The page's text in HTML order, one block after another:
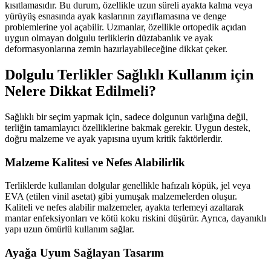
kısıtlamasıdır. Bu durum, özellikle uzun süreli ayakta kalma veya
yürüyüş esnasında ayak kaslarının zayıflamasına ve denge
problemlerine yol açabilir. Uzmanlar, özellikle ortopedik açıdan
uygun olmayan dolgulu terliklerin düztabanlık ve ayak
deformasyonlarına zemin hazırlayabileceğine dikkat çeker.
Dolgulu Terlikler Sağlıklı Kullanım için
Nelere Dikkat Edilmeli?
Sağlıklı bir seçim yapmak için, sadece dolgunun varlığına değil,
terliğin tamamlayıcı özelliklerine bakmak gerekir. Uygun destek,
doğru malzeme ve ayak yapısına uyum kritik faktörlerdir.
Malzeme Kalitesi ve Nefes Alabilirlik
Terliklerde kullanılan dolgular genellikle hafızalı köpük, jel veya
EVA (etilen vinil asetat) gibi yumuşak malzemelerden oluşur.
Kaliteli ve nefes alabilir malzemeler, ayakta terlemeyi azaltarak
mantar enfeksiyonları ve kötü koku riskini düşürür. Ayrıca, dayanıklı
yapı uzun ömürlü kullanım sağlar.
Ayağa Uyum Sağlayan Tasarım